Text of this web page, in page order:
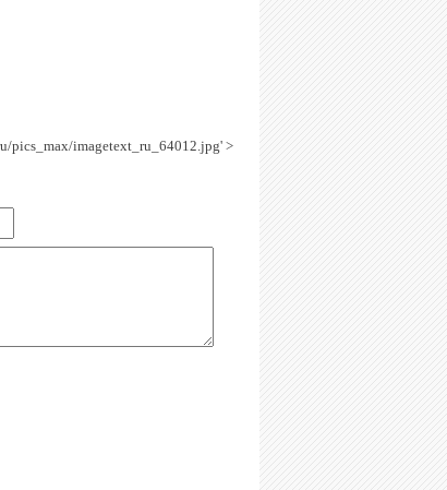
pics_max/imagetext_ru_64012.jpg' >